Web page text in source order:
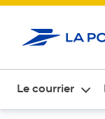
Le courrier